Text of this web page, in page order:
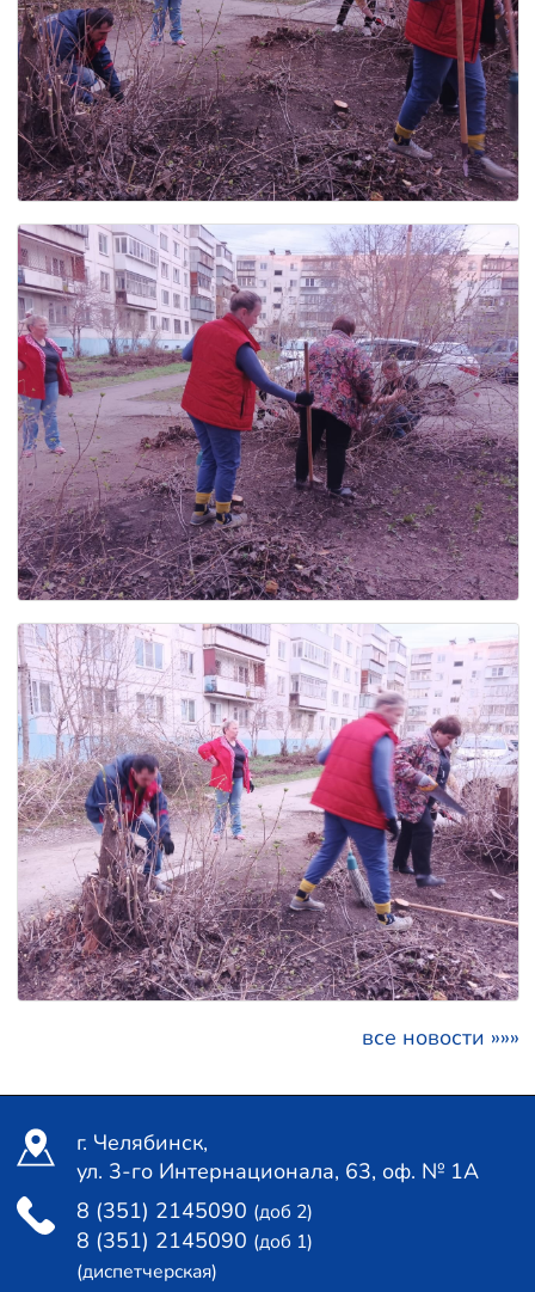
все новости »»»
г. Челябинск,
ул. 3-го Интернационала, 63, оф. № 1А
8 (351) 2145090 (доб 2)
8 (351) 2145090 (доб 1)
(диспетчерская)